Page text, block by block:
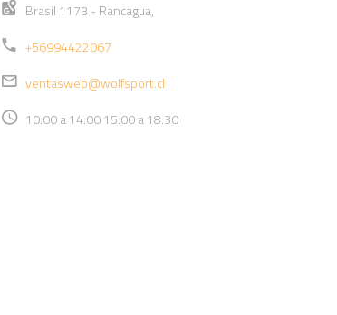
Brasil 1173 - Rancagua,
+56994422067
ventasweb@wolfsport.cl
10:00 a 14:00 15:00 a 18:30